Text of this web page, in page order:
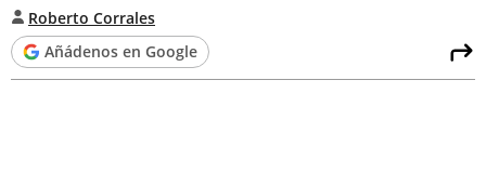
Roberto Corrales
Añádenos en Google